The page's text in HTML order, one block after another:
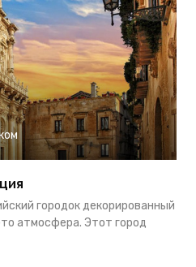
городок декорированный
атмосфера. Этот город